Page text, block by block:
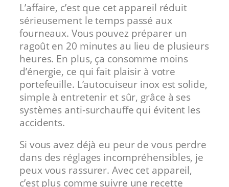
L’affaire, c’est que cet appareil réduit
sérieusement le temps passé aux
fourneaux. Vous pouvez préparer un
ragoût en 20 minutes au lieu de plusieurs
heures. En plus, ça consomme moins
d’énergie, ce qui fait plaisir à votre
portefeuille. L’autocuiseur inox est solide,
simple à entretenir et sûr, grâce à ses
systèmes anti-surchauffe qui évitent les
accidents.
Si vous avez déjà eu peur de vous perdre
dans des réglages incompréhensibles, je
peux vous rassurer. Avec cet appareil,
c’est plus comme suivre une recette